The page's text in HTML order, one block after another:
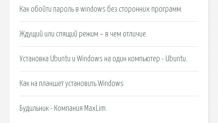
Как обойти пароль в windows без сторонних программ.
Ждущий или спящий режим – в чем отличие.
Установка Ubuntu и Windows на один компьютер - Ubuntu.
Как на планшет установить Windows
Будильник - Компания MaxLim.